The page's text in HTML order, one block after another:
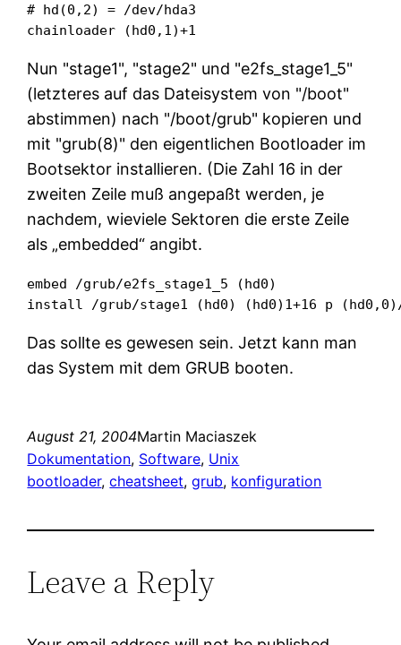
# hd(0,2) = /dev/hda3
chainloader (hd0,1)+1
Nun stage1 , stage2 und
e2fs_stage1_5
(letzteres auf das Dateisystem von
/boot
abstimmen) nach
/boot/grub
kopieren und
mit
grub(8)
den eigentlichen Bootloader im
Bootsektor installieren. (Die Zahl 16 in der
zweiten Zeile muß angepaßt werden, je
nachdem, wieviele Sektoren die erste Zeile
als „embedded“ angibt.
embed /grub/e2fs_stage1_5 (hd0)
install /grub/stage1 (hd0) (hd0)1+16 p
Das sollte es gewesen sein. Jetzt kann man
das System mit dem GRUB booten.
August 21, 2004Martin Maciaszek
Dokumentation, Software, Unix
bootloader, cheatsheet, grub, konfiguration
Leave a Reply